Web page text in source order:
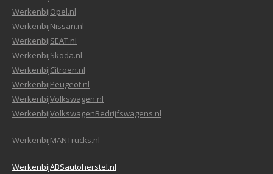
WerkenbijOpel.nl
WerkenbijNissan.nl
WerkenbijSEAT.nl
WerkenbijSkoda.nl
WerkenbijCitroen.nl
WerkenbijPeugeot.nl
WerkenbijVolkswagen.nl
WerkenbijVolkswagenBedrijfswagens.nl
WerkenbijMANTrucks.nl
WerkenbijABSautoherstel.nl